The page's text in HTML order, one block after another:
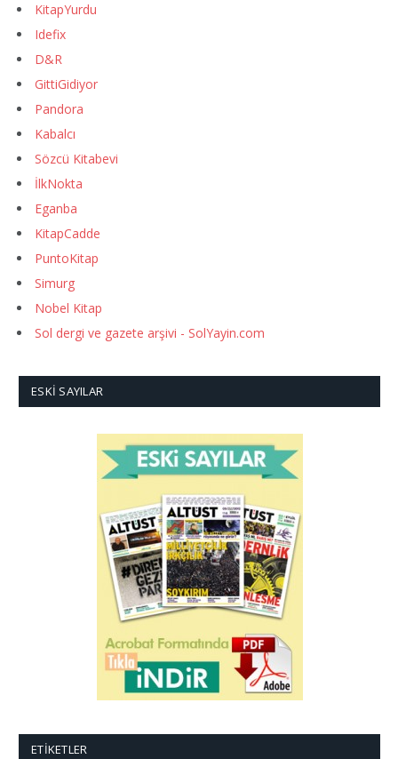
KitapYurdu
Idefix
D&R
GittiGidiyor
Pandora
Kabalcı
Sözcü Kitabevi
İlkNokta
Eganba
KitapCadde
PuntoKitap
Simurg
Nobel Kitap
Sol dergi ve gazete arşivi - SolYayin.com
ESKI SAYILAR
ETIKETLER